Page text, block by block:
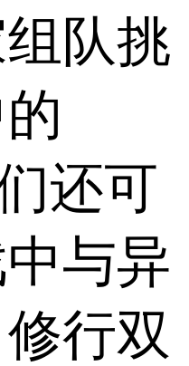
队挑
还可
与异
行双